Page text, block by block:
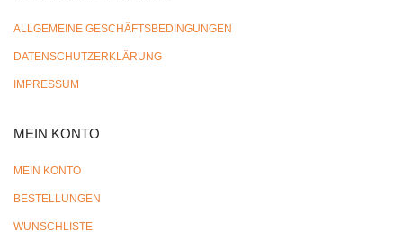
ALLGEMEINE GESCHÄFTSBEDINGUNGEN
DATENSCHUTZERKLÄRUNG
IMPRESSUM
MEIN KONTO
MEIN KONTO
BESTELLUNGEN
WUNSCHLISTE